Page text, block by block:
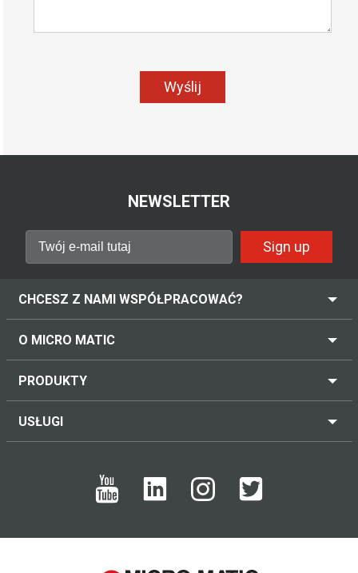
Wyślij
NEWSLETTER
Sign up
CHCESZ Z NAMI WSPÓŁPRACOWAĆ?
O MICRO MATIC
PRODUKTY
USŁUGI